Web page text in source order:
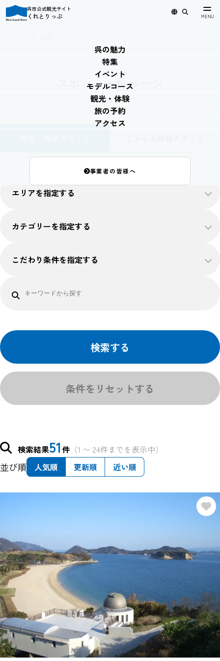
呉市公式観光サイト
くれとりっぷ
呉の魅力
特集
イベント
モデルコース
観光・体験
旅の予約
アクセス
事業者の皆様へ
スポット一覧ページ
エリアを指定する
カテゴリーを指定する
こだわり条件を指定する
検索する
条件をリセットする
検索結果51件 （1 〜 24件までを表示中）
並び順 人気順 更新順 近い順